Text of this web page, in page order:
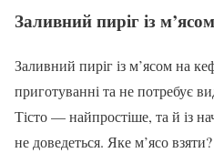
Заливний пиріг із
Заливний пиріг із м’ясом на
приготуванні та не потребує
Тісто — найпростіше, та й із
не доведеться. Яке м’ясо